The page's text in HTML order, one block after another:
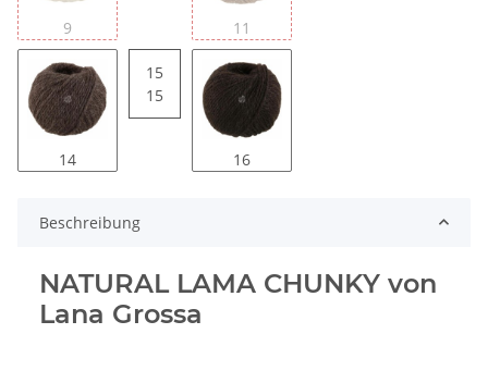
9 11
14
15
15
16
Beschreibung
NATURAL LAMA CHUNKY von
Lana Grossa